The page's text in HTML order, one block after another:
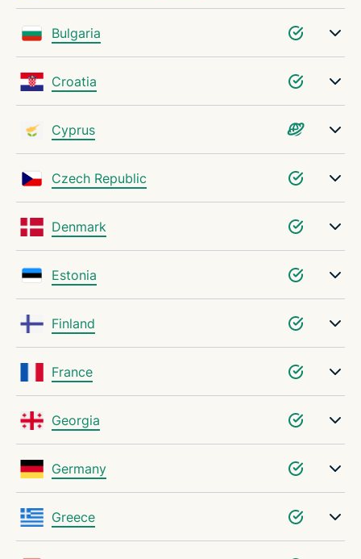
Bulgaria
Croatia
Cyprus
Czech Republic
Denmark
Estonia
Finland
France
Georgia
Germany
Greece